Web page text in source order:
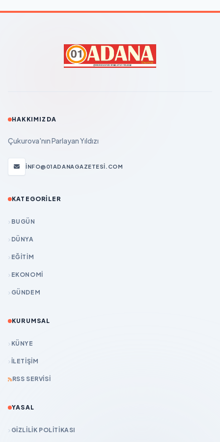
HAKKIMIZDA
Çukurova'nın Parlayan Yıldızı
INFO@01ADANAGAZETESI.COM
KATEGORILER
BUGÜN
DÜNYA
EĞİTİM
EKONOMİ
GÜNDEM
KURUMSAL
KÜNYE
İLETIŞIM
RSS SERVISI
YASAL
GIZLILIK POLITIKASI